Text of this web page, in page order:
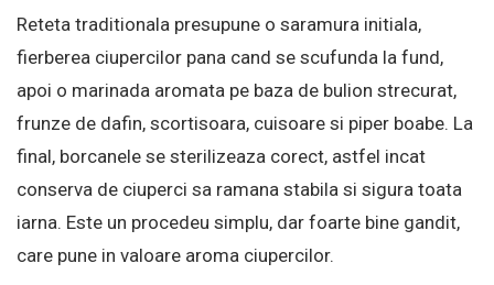
Reteta traditionala presupune o saramura initiala,
fierberea ciupercilor pana cand se scufunda la fund,
apoi o marinada aromata pe baza de bulion strecurat,
frunze de dafin, scortisoara, cuisoare si piper boabe. La
final, borcanele se sterilizeaza corect, astfel incat
conserva de ciuperci sa ramana stabila si sigura toata
iarna. Este un procedeu simplu, dar foarte bine gandit,
care pune in valoare aroma ciupercilor.